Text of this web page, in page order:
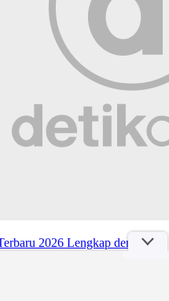
2026 Lengkap dengan